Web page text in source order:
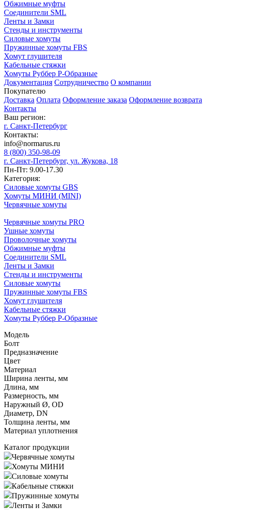
Обжимные муфты
Соединители SML
Ленты и Замки
Стенды и инструменты
Силовые хомуты
Пружинные хомуты FBS
Хомут глушителя
Кабельные стяжки
Хомуты Руббер Р-Образные
Документация Сотрудничество О компании
Покупателю
Доставка Оплата Оформление заказа Оформление возврата
Контакты
Ваш регион:
г. Санкт-Петербург
Контакты:
info@normarus.ru
8 (800) 350-98-09
г. Санкт-Петербург, ул. Жукова, 18
Пн-Пт: 9.00-17.30
Категория:
Силовые хомуты GBS
Хомуты МИНИ (MINI)
Червячные хомуты
Червячные хомуты PRO
Ушные хомуты
Проволочные хомуты
Обжимные муфты
Соединители SML
Ленты и Замки
Стенды и инструменты
Силовые хомуты
Пружинные хомуты FBS
Хомут глушителя
Кабельные стяжки
Хомуты Руббер Р-Образные
Модель
Болт
Предназначение
Цвет
Материал
Ширина ленты, мм
Длина, мм
Размерность, мм
Наружный Ø, OD
Диаметр, DN
Толщина ленты, мм
Материал уплотнения
Каталог продукции
Червячные хомуты
Хомуты МИНИ
Силовые хомуты
Кабельные стяжки
Пружинные хомуты
Ленты и Замки